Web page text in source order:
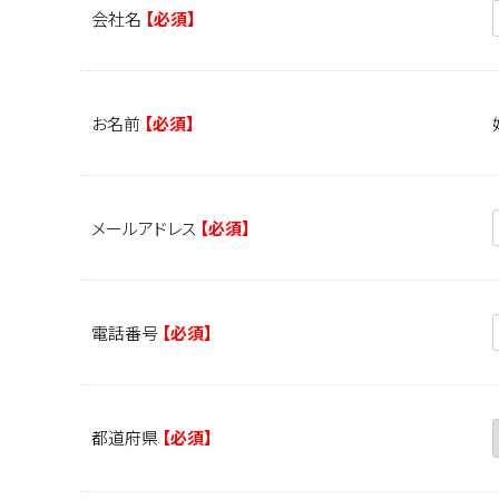
会社名 【必須】
お名前 【必須】
メールアドレス 【必須】
電話番号 【必須】
都道府県 【必須】